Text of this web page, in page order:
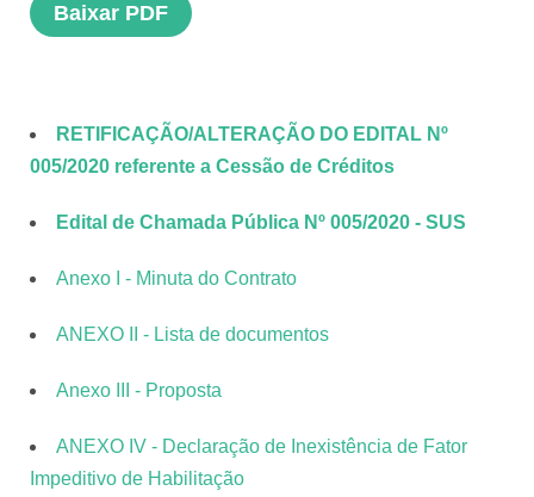
Baixar PDF
RETIFICAÇÃO/ALTERAÇÃO DO EDITAL Nº
005/2020 referente a Cessão de Créditos
Edital de Chamada Pública Nº 005/2020 - SUS
Anexo I - Minuta do Contrato
ANEXO II - Lista de documentos
Anexo III - Proposta
ANEXO IV - Declaração de Inexistência de Fator
Impeditivo de Habilitação